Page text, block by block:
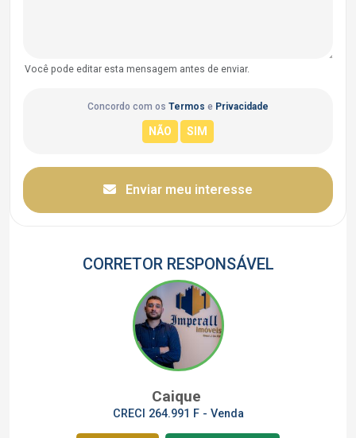
Você pode editar esta mensagem antes de enviar.
Concordo com os Termos e Privacidade
Enviar meu interesse
CORRETOR RESPONSÁVEL
Caique
CRECI 264.991 F - Venda